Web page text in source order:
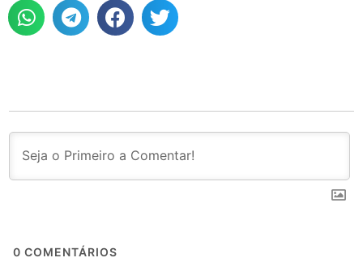
0 COMENTÁRIOS